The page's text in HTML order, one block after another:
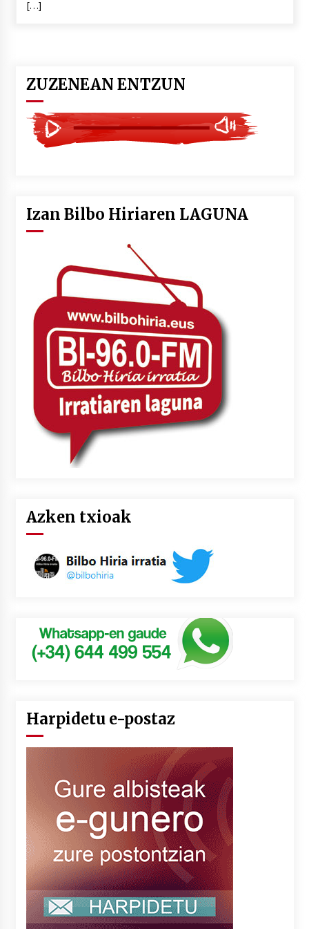
da
2026/07/07
2026/07/03
SOINUGELA: Paul McCartney eta Ringo Starr-en
lan berriak
2026/07/03
MUSIBLA #297: Bide, Boards Of Canada, Somak,
Tiga, Twisted Teens, Underscores, Habia
2026/07/02
[…]
ZUZENEAN ENTZUN
Izan Bilbo Hiriaren LAGUNA
Azken txioak
Harpidetu e-postaz